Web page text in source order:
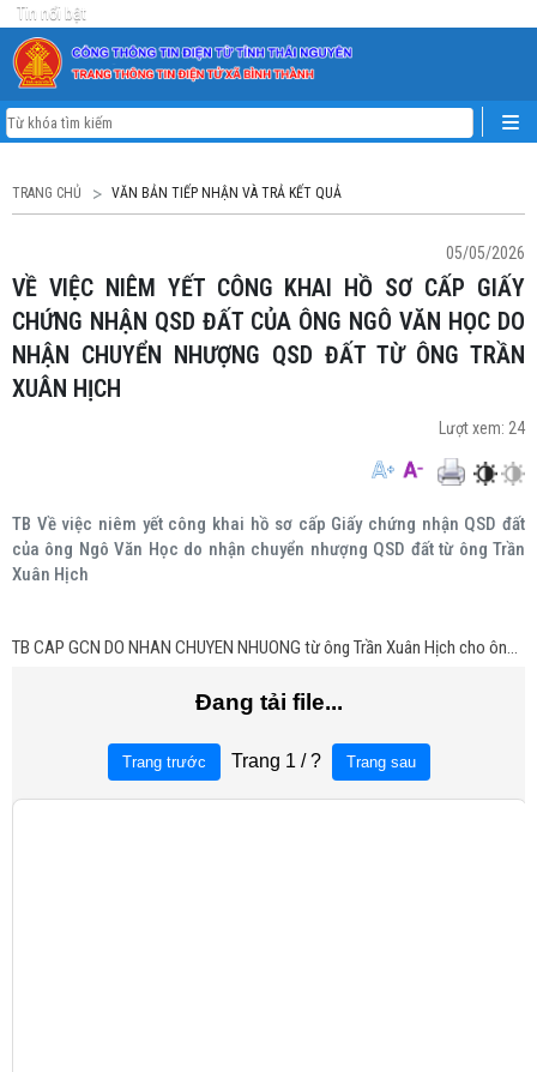
Tin nổi bật
TRANG CHỦ VĂN BẢN TIẾP NHẬN VÀ TRẢ KẾT QUẢ
05/05/2026
VỀ VIỆC NIÊM YẾT CÔNG KHAI HỒ SƠ CẤP GIẤY
CHỨNG NHẬN QSD ĐẤT CỦA ÔNG NGÔ VĂN HỌC DO
NHẬN CHUYỂN NHƯỢNG QSD ĐẤT TỪ ÔNG TRẦN
XUÂN HỊCH
Lượt xem: 24
TB Về việc niêm yết công khai hồ sơ cấp Giấy chứng nhận QSD đất
của ông Ngô Văn Học do nhận chuyển nhượng QSD đất từ ông Trần
Xuân Hịch
TB CAP GCN DO NHAN CHUYEN NHUONG từ ông Trần Xuân Hịch cho ông Ngô Văn Học .signed.signed.signed.signed (1).pdf